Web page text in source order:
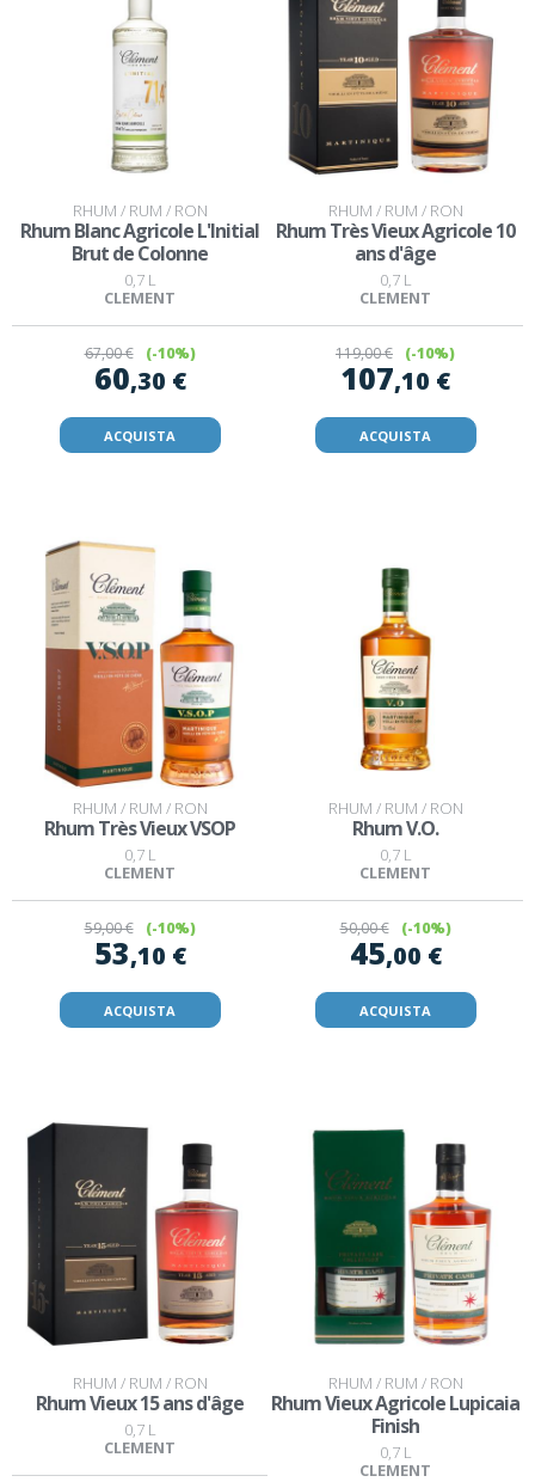
RHUM / RUM / RON
Rhum Blanc Agricole L'Initial
Brut de Colonne
0,7 L
CLEMENT
67,00 € (-10%)
60,30 €
ACQUISTA
RHUM / RUM / RON
Rhum Très Vieux Agricole 10
ans d'âge
0,7 L
CLEMENT
119,00 € (-10%)
107,10 €
ACQUISTA
RHUM / RUM / RON
Rhum Très Vieux VSOP
0,7 L
CLEMENT
59,00 € (-10%)
53,10 €
ACQUISTA
RHUM / RUM / RON
Rhum V.O.
0,7 L
CLEMENT
50,00 € (-10%)
45,00 €
ACQUISTA
RHUM / RUM / RON
Rhum Vieux 15 ans d'âge
0,7 L
CLEMENT
RHUM / RUM / RON
Rhum Vieux Agricole Lupicaia
Finish
0,7 L
CLEMENT